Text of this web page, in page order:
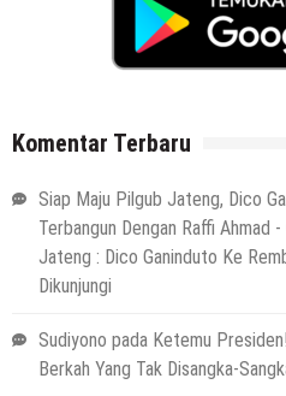
Komentar Terbaru
Siap Maju Pilgub Jateng, Dico
Terbangun Dengan Raffi Ahmad
Jateng : Dico Ganinduto Ke
Dikunjungi
Sudiyono pada Ketemu
Berkah Yang Tak Disangka-